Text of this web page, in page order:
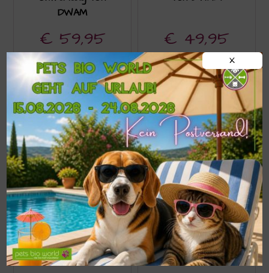
DWAM
€ 59,95
In den Warenkorb
€ 49,95
Ausführung wählen
Paddy Lee Halsband
von DWAM
Rebel Halsband von
DWAM
X